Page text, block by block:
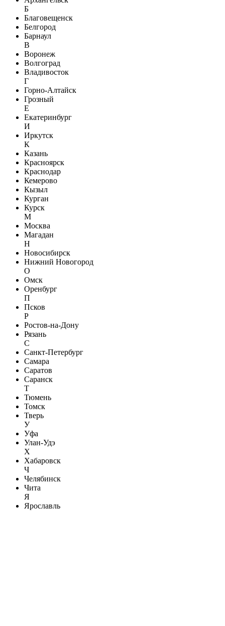
Б
Благовещенск
Белгород
Барнаул
В
Воронеж
Волгоград
Владивосток
Г
Горно-Алтайск
Грозный
Е
Екатеринбург
И
Иркутск
К
Казань
Красноярск
Краснодар
Кемерово
Кызыл
Курган
Курск
М
Москва
Магадан
Н
Новосибирск
Нижний Новогород
О
Омск
Оренбург
П
Псков
Р
Ростов-на-Дону
Рязань
С
Санкт-Петербург
Самара
Саратов
Саранск
Т
Тюмень
Томск
Тверь
У
Уфа
Улан-Удэ
Х
Хабаровск
Ч
Челябинск
Чита
Я
Ярославль